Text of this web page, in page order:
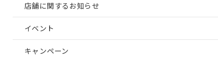
店舗に関するお知らせ
イベント
キャンペーン